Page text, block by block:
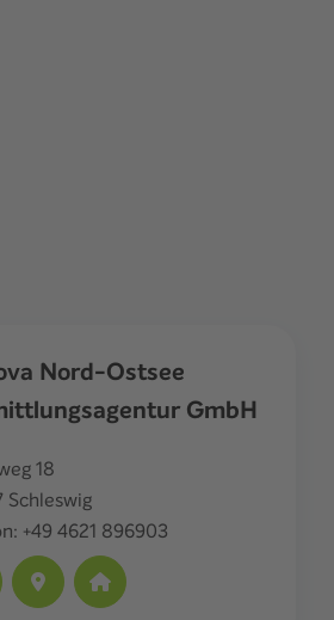
Nord-Ostsee
GmbH
18
Schleswig
+49 4621 896903